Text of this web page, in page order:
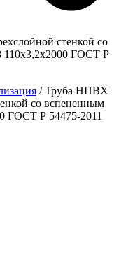
стенкой со
110х3,2х2000 ГОСТ Р
/Труба НПВХ
со вспененным
ГОСТ Р 54475-2011